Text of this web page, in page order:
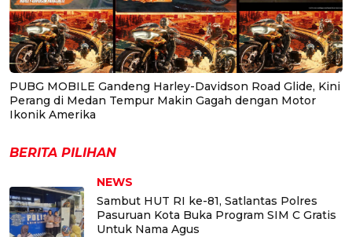
PUBG MOBILE Gandeng Harley-Davidson Road Glide, Kini
Perang di Medan Tempur Makin Gagah dengan Motor
Ikonik Amerika
BERITA PILIHAN
NEWS
Sambut HUT RI ke-81, Satlantas Polres
Pasuruan Kota Buka Program SIM C Gratis
Untuk Nama Agus